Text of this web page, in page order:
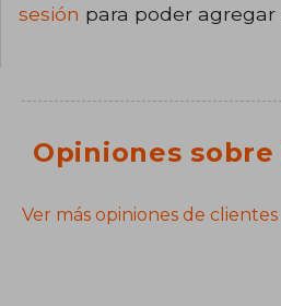
sesión para poder
Opiniones
Ver más opiniones de clientes